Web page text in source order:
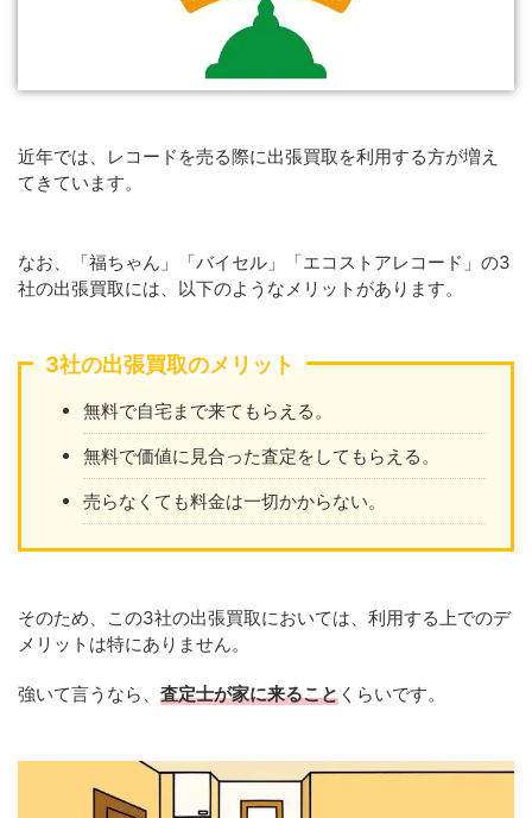
近年では、レコードを売る際に出張買取を利用する方が増え
てきています。
なお、「福ちゃん」「バイセル」「エコストアレコード」の3
社の出張買取には、以下のようなメリットがあります。
3社の出張買取のメリット
無料で自宅まで来てもらえる。
無料で価値に見合った査定をしてもらえる。
売らなくても料金は一切かからない。
そのため、この3社の出張買取においては、利用する上でのデ
メリットは特にありません。
強いて言うなら、 査定士が家に来ること くらいです。